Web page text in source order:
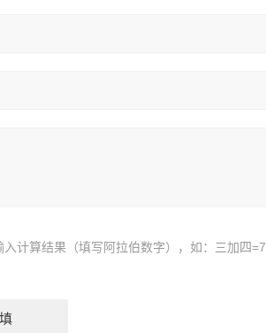
入计算结果（填写阿拉伯数字），如：三加四=7